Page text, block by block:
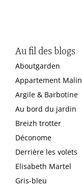
Au fil des blogs
Aboutgarden
Appartement Malin
Argile & Barbotine
Au bord du jardin
Breizh trotter
Déconome
Derrière les volets
Elisabeth Martel
Gris-bleu